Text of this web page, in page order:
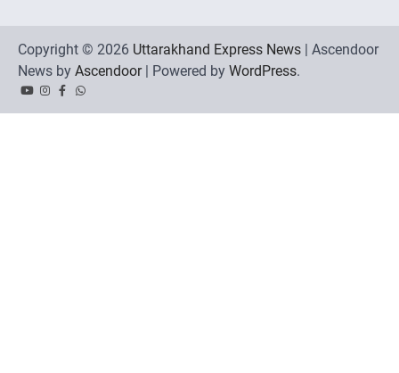
Copyright © 2026 Uttarakhand Express News | Ascendoor
News by Ascendoor| Powered by WordPress.
YouTubeInstagram
Facebook
Whatsapp